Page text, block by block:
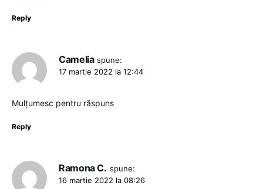
Reply
Camelia spune:
17 martie 2022 la 12:44
Mulțumesc pentru răspuns
Reply
Ramona C. spune:
16 martie 2022 la 08:26